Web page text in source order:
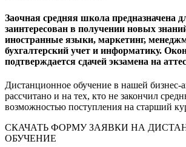
Заочная средняя школа предназначена
заинтересован в получении новых
иностранные языки, маркетинг,
бухгалтерский учет и информатику.
подтверждается сдачей экзамена на
Дистанционное обучение в нашей бизнес-
рассчитано и на тех, кто не закончил
возможностью поступления на старший
СКАЧАТЬ ФОРМУ ЗАЯВКИ НА
ОБУЧЕНИЕ